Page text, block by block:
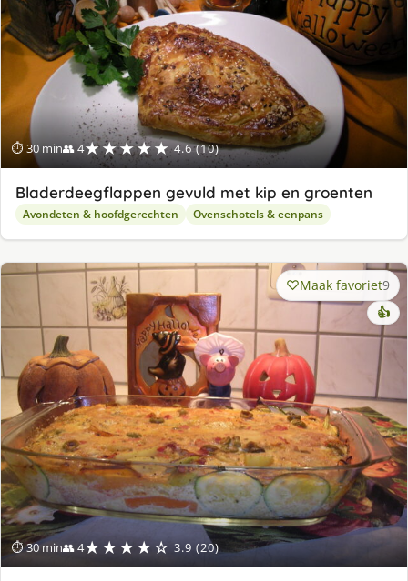
⏱ 30 min👥 4★★★★★ 4.6 (10)
Bladerdeegflappen gevuld met kip en groenten
Avondeten & hoofdgerechten Ovenschotels & eenpans
⏱ 30 min👥 4★★★★☆ 3.9 (20)
Maak favoriet9
👍